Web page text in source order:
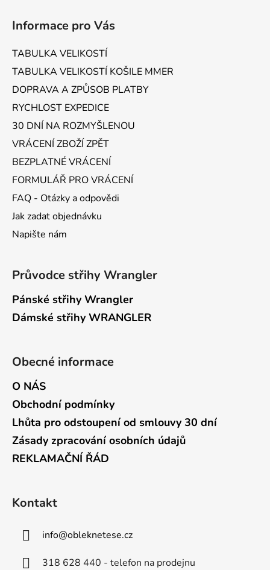
Informace pro Vás
TABULKA VELIKOSTÍ
TABULKA VELIKOSTÍ KOŠILE MMER
DOPRAVA A ZPŮSOB PLATBY
RYCHLOST EXPEDICE
30 DNÍ NA ROZMYŠLENOU
VRÁCENÍ ZBOŽÍ ZPĚT
BEZPLATNÉ VRÁCENÍ
FORMULÁŘ PRO VRÁCENÍ
FAQ - Otázky a odpovědi
Jak zadat objednávku
Napište nám
Průvodce střihy Wrangler
Pánské střihy Wrangler
Dámské střihy WRANGLER
Obecné informace
O NÁS
Obchodní podmínky
Lhůta pro odstoupení od smlouvy 30 dní
Zásady zpracování osobních údajů
REKLAMAČNÍ ŘÁD
Kontakt
info@obleknetese.cz
318 628 440 - telefon na prodejnu